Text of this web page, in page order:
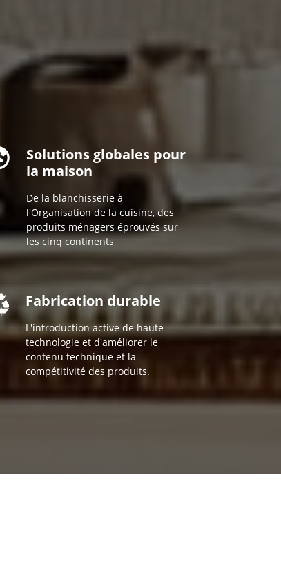
Solutions globales pour
la maison
De la blanchisserie à
l'Organisation de la cuisine, des
produits ménagers éprouvés sur
les cinq continents
Fabrication durable
L'introduction active de haute
technologie et d'améliorer le
contenu technique et la
compétitivité des produits.